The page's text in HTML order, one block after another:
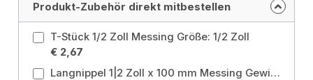
Produkt-Zubehör direkt mitbestellen
T-Stück 1/2 Zoll Messing Größe: 1/2 Zoll
€ 2,67
Langnippel 1|2 Zoll x 100 mm Messing Gewindegröße: 1/2 Zoll / Länge: 100 mm